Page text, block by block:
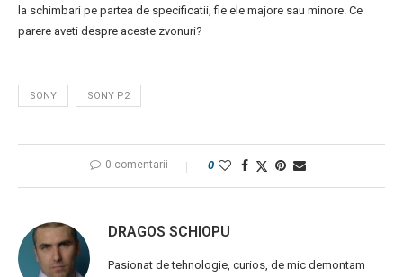
la schimbari pe partea de specificatii, fie ele majore sau minore. Ce
parere aveti despre aceste zvonuri?
SONY SONY P2
0 comentarii 0
DRAGOS SCHIOPU
Pasionat de tehnologie, curios, de mic demontam